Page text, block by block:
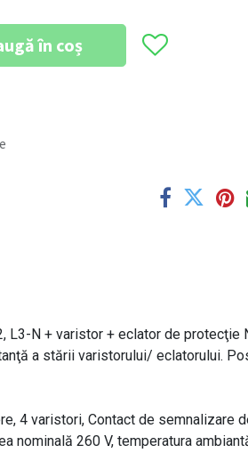
în coș
L3-N + varistor + eclator de protecţie
a stării varistorului/ eclatorului.
4 varistori, Contact de semnalizare
nominală 260 V, temperatura